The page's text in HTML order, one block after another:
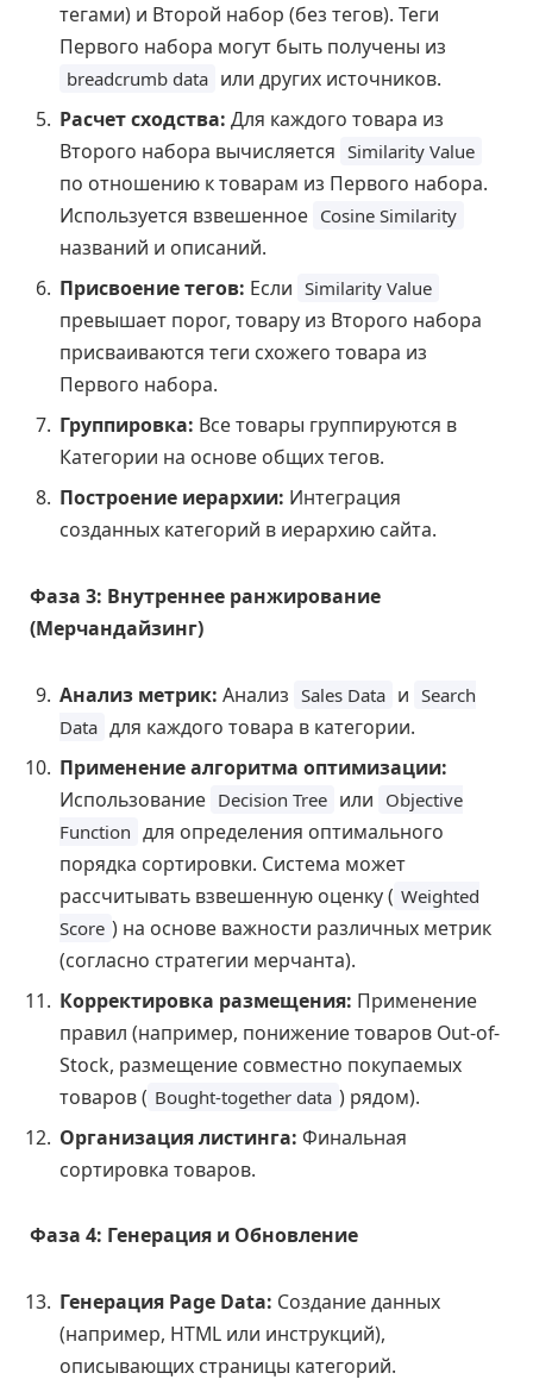
тегами) и Второй набор (без тегов). Теги
Первого набора могут быть получены из
breadcrumb data или других источников.
Расчет сходства: Для каждого товара из
Второго набора вычисляется Similarity Value
по отношению к товарам из Первого набора.
Используется взвешенное Cosine Similarity
названий и описаний.
Присвоение тегов: Если Similarity Value
превышает порог, товару из Второго набора
присваиваются теги схожего товара из
Первого набора.
Группировка: Все товары группируются в
Категории на основе общих тегов.
Построение иерархии: Интеграция
созданных категорий в иерархию сайта.
Фаза 3: Внутреннее ранжирование
(Мерчандайзинг)
Анализ метрик: Анализ Sales Data и Search
Data для каждого товара в категории.
Применение алгоритма оптимизации:
Использование Decision Tree или Objective
Function для определения оптимального
порядка сортировки. Система может
рассчитывать взвешенную оценку ( Weighted
Score ) на основе важности различных метрик
(согласно стратегии мерчанта).
Корректировка размещения: Применение
правил (например, понижение товаров Out-of-
Stock, размещение совместно покупаемых
товаров ( Bought-together data ) рядом).
Организация листинга: Финальная
сортировка товаров.
Фаза 4: Генерация и Обновление
Генерация Page Data: Создание данных
(например, HTML или инструкций),
описывающих страницы категорий.